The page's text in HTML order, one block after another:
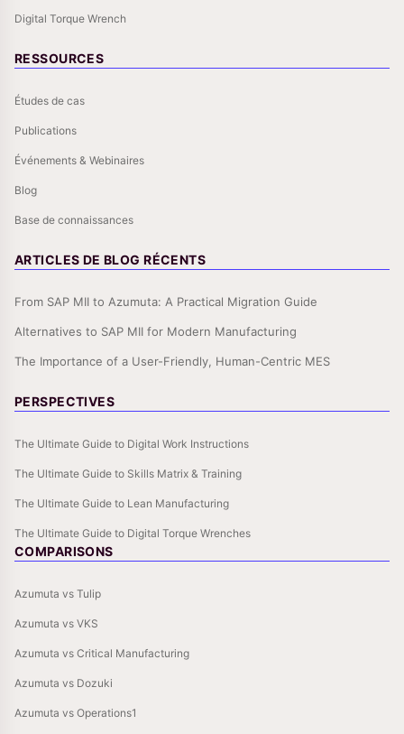
Digital Torque Wrench
RESSOURCES
Études de cas
Publications
Événements & Webinaires
Blog
Base de connaissances
ARTICLES DE BLOG RÉCENTS
From SAP MII to Azumuta: A Practical Migration Guide
Alternatives to SAP MII for Modern Manufacturing
The Importance of a User-Friendly, Human-Centric MES
PERSPECTIVES
The Ultimate Guide to Digital Work Instructions
The Ultimate Guide to Skills Matrix & Training
The Ultimate Guide to Lean Manufacturing
The Ultimate Guide to Digital Torque Wrenches
COMPARISONS
Azumuta vs Tulip
Azumuta vs VKS
Azumuta vs Critical Manufacturing
Azumuta vs Dozuki
Azumuta vs Operations1